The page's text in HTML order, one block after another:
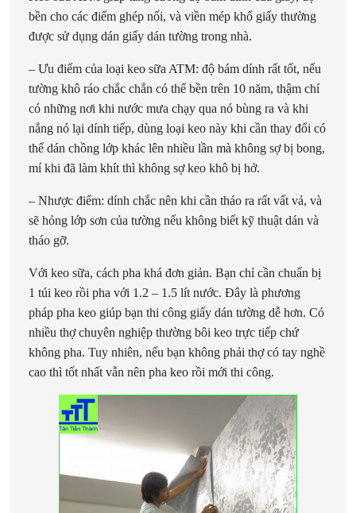
bền cho các điểm ghép nối, và viền mép khổ giấy thường
được sử dụng dán giấy dán tường trong nhà.
– Ưu điểm của loại keo sữa ATM: độ bám dính rất tốt, nếu
tường khô ráo chắc chắn có thể bền trên 10 năm, thậm chí
có những nơi khi nước mưa chạy qua nó bùng ra và khi
nắng nó lại dính tiếp, dùng loại keo này khi cần thay đổi có
thể dán chồng lớp khác lên nhiều lần mà không sợ bị bong,
mí khi đã làm khít thì không sợ keo khô bị hở.
– Nhược điểm: dính chắc nên khi cần tháo ra rất vất vả, và
sẽ hỏng lớp sơn của tường nếu không biết kỹ thuật dán và
tháo gỡ.
Với keo sữa, cách pha khá đơn giản. Bạn chỉ cần chuẩn bị
1 túi keo rồi pha với 1.2 – 1.5 lít nước. Đây là phương
pháp pha keo giúp bạn thi công giấy dán tường dễ hơn. Có
nhiều thợ chuyên nghiệp thường bôi keo trực tiếp chứ
không pha. Tuy nhiên, nếu bạn không phải thợ có tay nghề
cao thì tốt nhất vẫn nên pha keo rồi mới thi công.